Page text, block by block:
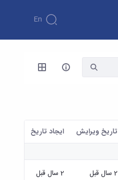
En
تاریخ ویرایش ايجاد تاريخ
2 سال قبل 2 سال قبل